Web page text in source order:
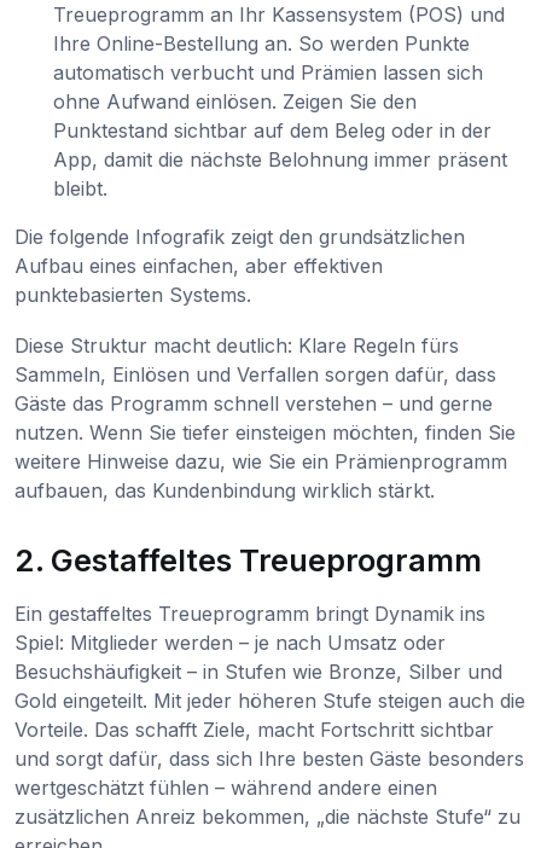
Treueprogramm an Ihr Kassensystem (POS) und
Ihre Online-Bestellung an. So werden Punkte
automatisch verbucht und Prämien lassen sich
ohne Aufwand einlösen. Zeigen Sie den
Punktestand sichtbar auf dem Beleg oder in der
App, damit die nächste Belohnung immer präsent
bleibt.
Die folgende Infografik zeigt den grundsätzlichen
Aufbau eines einfachen, aber effektiven
punktebasierten Systems.
Diese Struktur macht deutlich: Klare Regeln fürs
Sammeln, Einlösen und Verfallen sorgen dafür, dass
Gäste das Programm schnell verstehen – und gerne
nutzen. Wenn Sie tiefer einsteigen möchten, finden Sie
weitere Hinweise dazu, wie Sie ein Prämienprogramm
aufbauen, das Kundenbindung wirklich stärkt.
2. Gestaffeltes Treueprogramm
Ein gestaffeltes Treueprogramm bringt Dynamik ins
Spiel: Mitglieder werden – je nach Umsatz oder
Besuchshäufigkeit – in Stufen wie Bronze, Silber und
Gold eingeteilt. Mit jeder höheren Stufe steigen auch die
Vorteile. Das schafft Ziele, macht Fortschritt sichtbar
und sorgt dafür, dass sich Ihre besten Gäste besonders
wertgeschätzt fühlen – während andere einen
zusätzlichen Anreiz bekommen, „die nächste Stufe“ zu